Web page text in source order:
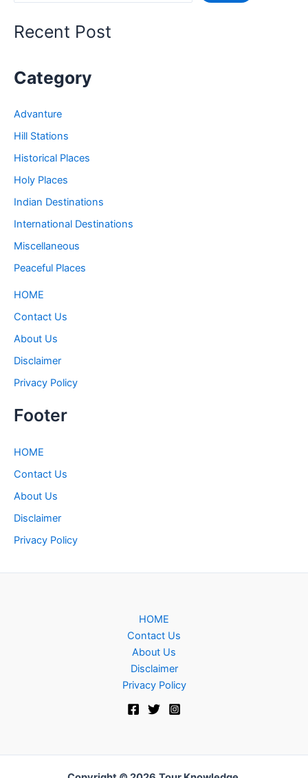
Banaras
Places
Recent Post
Category
Advanture
Hill Stations
Historical Places
Holy Places
Indian Destinations
International Destinations
Miscellaneous
Peaceful Places
HOME
Contact Us
About Us
Disclaimer
Privacy Policy
Footer
HOME
Contact Us
About Us
Disclaimer
Privacy Policy
HOME
Contact Us
About Us
Disclaimer
Privacy Policy